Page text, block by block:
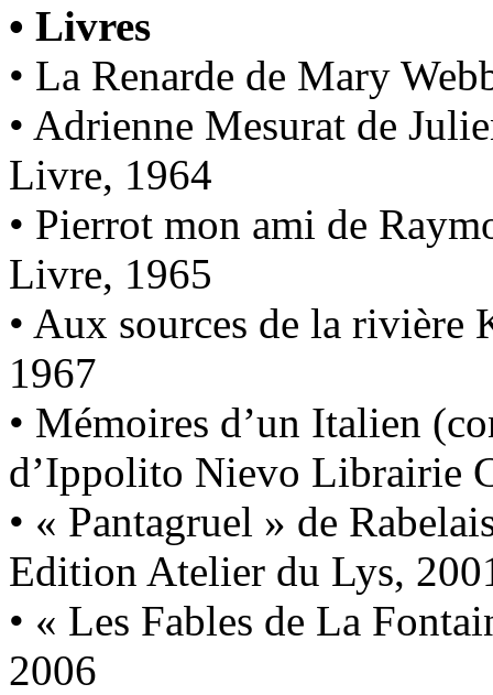
• Livres
• La Renarde de Mary
• Adrienne Mesurat de
Livre, 1964
• Pierrot mon ami de
Livre, 1965
• Aux sources de la
1967
• Mémoires d’un Italien
d’Ippolito Nievo Librairie
• « Pantagruel » de
Edition Atelier du Lys,
• « Les Fables de La
2006